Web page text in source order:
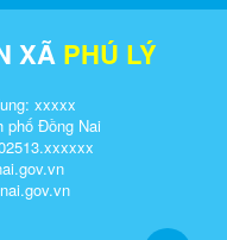
XÃ PHÚ LÝ
xxxxx
phố Đồng Nai